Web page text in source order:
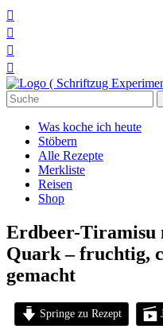




Suchen
nach:
Was koche ich heute
Stöbern
Alle Rezepte
Merkliste
Reisen
Shop
Erdbeer-Tiramisu
Quark – fruchtig,
gemacht
Springe zu Rezept